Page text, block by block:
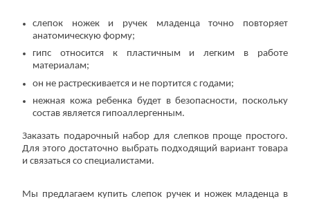
слепок ножек и ручек младенца точно повторяет
анатомическую форму;
гипс относится к пластичным и легким в работе
материалам;
он не растрескивается и не портится с годами;
нежная кожа ребенка будет в безопасности, поскольку
состав является гипоаллергенным.
Заказать подарочный набор для слепков проще простого.
Для этого достаточно выбрать подходящий вариант товара
и связаться со специалистами.
Мы предлагаем купить слепок ручек и ножек младенца в